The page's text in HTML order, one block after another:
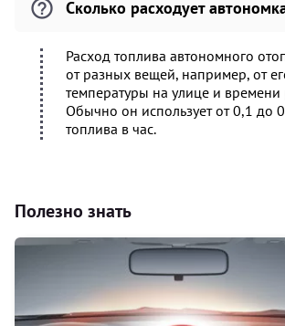
Сколько расходует
Расход топлива автономного
от разных вещей, например, от
температуры на улице и времени
Обычно он использует от 0,1 до
топлива в час.
Полезно знать